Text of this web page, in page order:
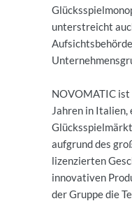
unterstreicht
NOVOMATIC
Jahren in
aufgrund des
lizenzierten
innovativen
der Gruppe die